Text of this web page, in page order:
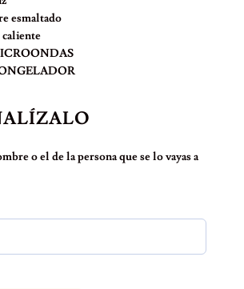
esmaltado
o el de la persona que se lo vayas a